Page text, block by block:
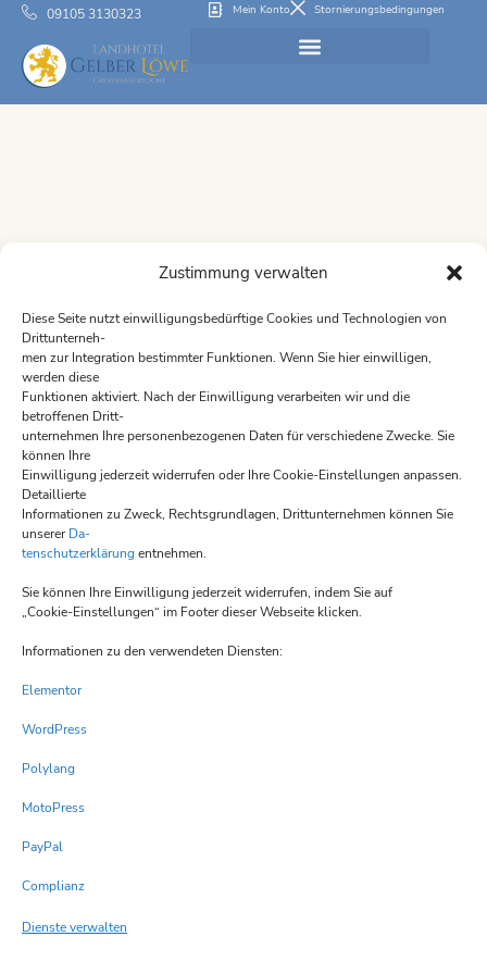
Zustimmung verwalten
Diese Seite nutzt einwilligungsbedürftige Cookies und Technologien von
Drittunterneh-
men zur Integration bestimmter Funktionen. Wenn Sie hier einwilligen,
werden diese
Funktionen aktiviert. Nach der Einwilligung verarbeiten wir und die
betroffenen Dritt-
unternehmen Ihre personenbezogenen Daten für verschiedene Zwecke. Sie
können Ihre
Einwilligung jederzeit widerrufen oder Ihre Cookie-Einstellungen anpassen.
Detaillierte
Informationen zu Zweck, Rechtsgrundlagen, Drittunternehmen können Sie
unsererDa-
tenschutzerklärungentnehmen.
Sie können Ihre Einwilligung jederzeit widerrufen, indem Sie auf
„Cookie-Einstellungen“ im Footer dieser Webseite klicken.
Informationen zu den verwendeten Diensten:
Elementor
WordPress
Polylang
MotoPress
PayPal
Complianz
Dienste verwalten
09105 3130323 Mein Konto Stornierungsbedingungen
Öffnungszeiten des Restaurants sind:
Montag 17:00 -22:00
Dienstag 17:00 -22:00
Mittwoch geschlossen
Donnerstag 17:00 – 22:00
Samstag 17:00 -22:00
Sonntag 12:00 -14:00 und 17:00 -21:00
Öffnungszeiten können variieren
Über uns
Datenschutz
Impressum
Kontakt
cookie-policy-eu